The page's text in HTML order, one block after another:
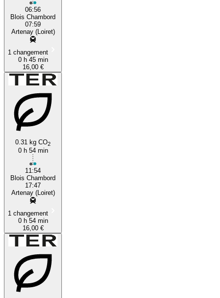
06:56
Blois Chambord
07:59
Artenay (Loiret)
1 changement
0 h 45 min
16,00 €
0.31 kg CO2
0 h 54 min
11:54
Blois Chambord
17:47
Artenay (Loiret)
1 changement
0 h 54 min
16,00 €